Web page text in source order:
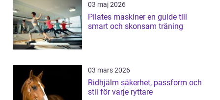
03 maj 2026
Pilates maskiner en guide till
smart och skonsam träning
03 mars 2026
Ridhjälm säkerhet, passform och
stil för varje ryttare